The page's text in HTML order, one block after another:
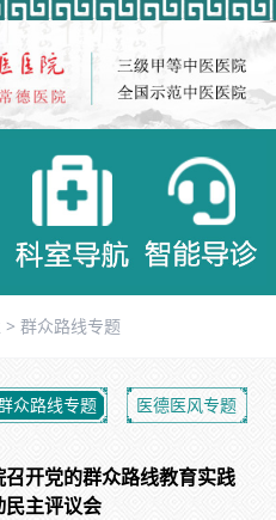
> 群众路线专题
众路线专题 医德医风专题
召开党的群众路线教育实践
民主评议会